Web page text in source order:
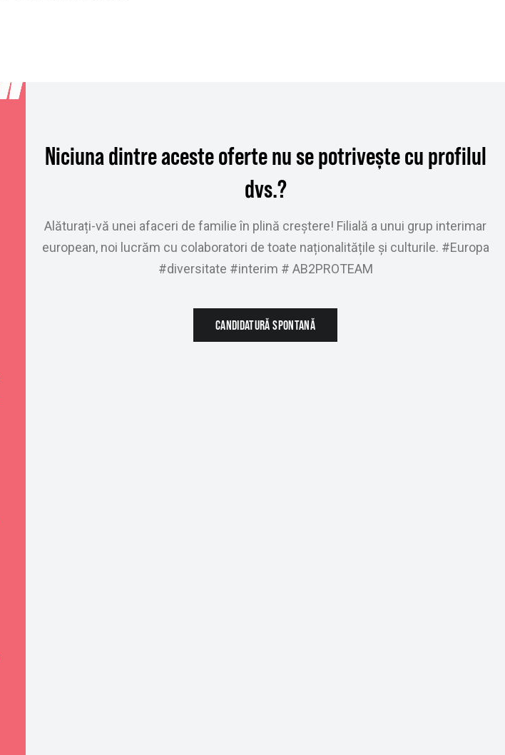
Niciuna dintre aceste oferte nu se potrivește cu profilul
dvs.?
Alăturați-vă unei afaceri de familie în plină creștere! Filială a unui grup interimar
european, noi lucrăm cu colaboratori de toate naționalitățile și culturile. #Europa
#diversitate #interim # AB2PROTEAM
CANDIDATURĂ SPONTANĂ